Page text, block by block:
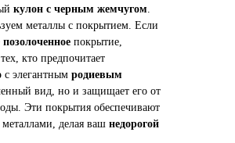
кулон с черным жемчугом.
металлы с покрытием. Если
позолоченное покрытие,
кто предпочитает
с элегантным родиевым
вид, но и защищает его от
Эти покрытия обеспечивают
делая ваш недорогой